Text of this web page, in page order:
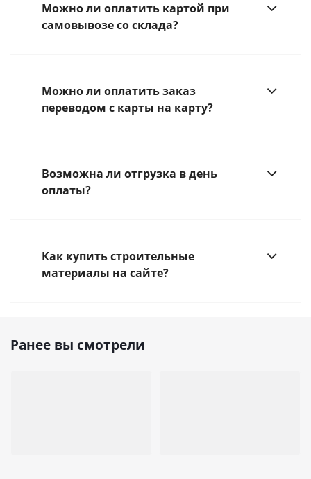
Можно ли оплатить картой при
самовывозе со склада?
Можно ли оплатить заказ
переводом с карты на карту?
Возможна ли отгрузка в день
оплаты?
Как купить строительные
материалы на сайте?
Ранее вы смотрели